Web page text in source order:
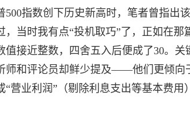
500指数创下历史新高时，笔者曾指
，当时我有点“投机取巧”了，正如在
值接近整数，四舍五入后便成了30。
师和评论员却鲜少提及——他们更倾向
“营业利润”（剔除利息支出等基本费